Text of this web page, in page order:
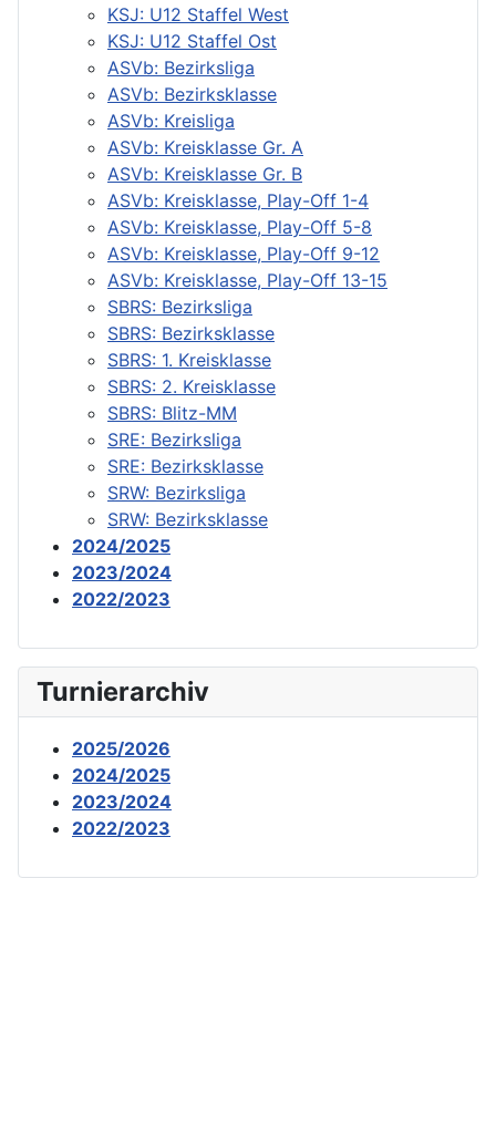
KSJ: U12 Staffel West
KSJ: U12 Staffel Ost
ASVb: Bezirksliga
ASVb: Bezirksklasse
ASVb: Kreisliga
ASVb: Kreisklasse Gr. A
ASVb: Kreisklasse Gr. B
ASVb: Kreisklasse, Play-Off 1-4
ASVb: Kreisklasse, Play-Off 5-8
ASVb: Kreisklasse, Play-Off 9-12
ASVb: Kreisklasse, Play-Off 13-15
SBRS: Bezirksliga
SBRS: Bezirksklasse
SBRS: 1. Kreisklasse
SBRS: 2. Kreisklasse
SBRS: Blitz-MM
SRE: Bezirksliga
SRE: Bezirksklasse
SRW: Bezirksliga
SRW: Bezirksklasse
2024/2025
2023/2024
2022/2023
Turnierarchiv
2025/2026
2024/2025
2023/2024
2022/2023